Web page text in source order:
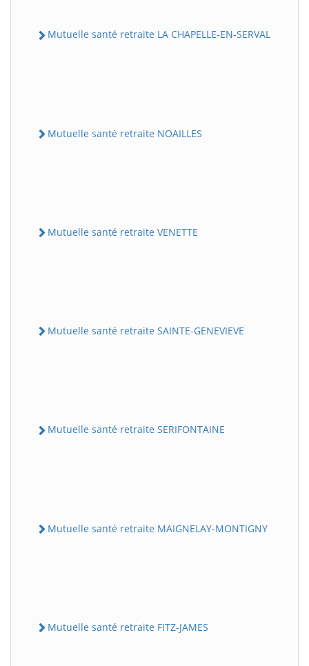
Mutuelle santé retraite LA CHAPELLE-EN-SERVAL
Mutuelle santé retraite NOAILLES
Mutuelle santé retraite VENETTE
Mutuelle santé retraite SAINTE-GENEVIEVE
Mutuelle santé retraite SERIFONTAINE
Mutuelle santé retraite MAIGNELAY-MONTIGNY
Mutuelle santé retraite FITZ-JAMES